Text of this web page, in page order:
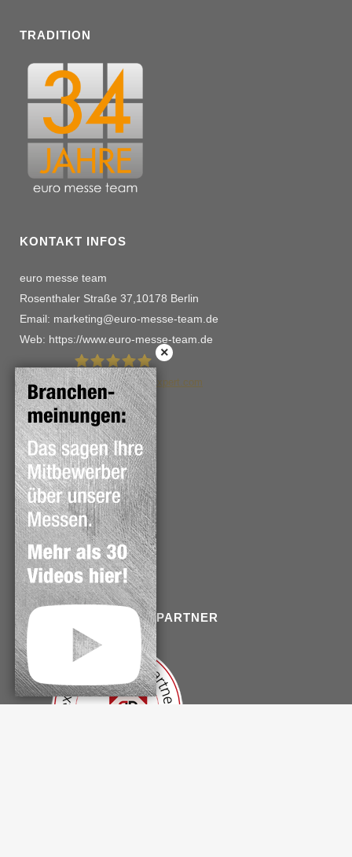
TRADITION
KONTAKT INFOS
euro messe team
Rosenthaler Straße 37,10178 Berlin
Email: marketing@euro-messe-team.de
Web: https://www.euro-messe-team.de
euro messe team schwalme
114Bewertungen auf ProvenExpert.com
WICHTIGE VERWEISE
Kontakt
Impressum
Datenschutz
Haftungshinweise
Copyright
EXKLUSIVER ONLINEPARTNER